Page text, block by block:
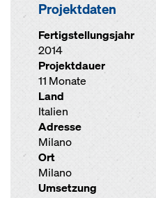
Projektdaten
Fertigstellungsjahr
2014
Projektdauer
11 Monate
Land
Italien
Adresse
Milano
Ort
Milano
Umsetzung